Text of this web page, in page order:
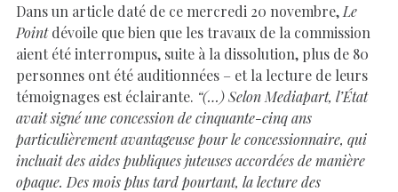
Dans un article daté de ce mercredi 20 novembre, Le
Pointdévoile que bien que les travaux de la commission
aient été interrompus, suite à la dissolution, plus de 80
personnes ont été auditionnées – et la lecture de leurs
témoignages est éclairante. “(…) Selon Mediapart, l’État
avait signé une concession de cinquante-cinq ans
particulièrement avantageuse pour le concessionnaire, qui
incluait des aides publiques juteuses accordées de manière
opaque. Des mois plus tard pourtant, la lecture des